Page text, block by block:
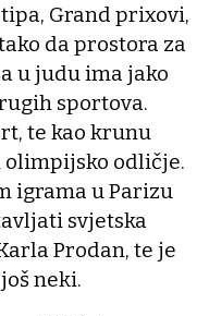
Grand prixovi,
da prostora za
u judu ima jako
sportova.
te kao krunu
olimpijsko odličje.
igrama u Parizu
svjetska
Prodan, te je
neki.